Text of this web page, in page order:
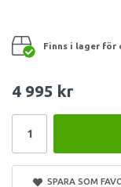
Finns i lager för
4 995 kr
SPARA SOM